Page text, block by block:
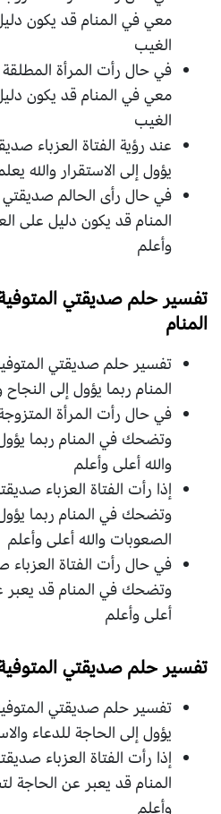
معي في المنام قد يكون
الغيب
في حال رأت المرأة
معي في المنام قد يكون
الغيب
عند رؤية الفتاة العزباء
يؤول إلى الاستقرار والله
في حال رأى الحالم
المنام قد يكون دليل على
وأعلم
تفسير حلم صديقتي
المنام
تفسير حلم صديقتي
المنام ربما يؤول إلى النجاح
في حال رأت المرأة
وتضحك في المنام ربما
والله أعلى وأعلم
إذا رأت الفتاة العزباء
وتضحك في المنام ربما
الصعوبات والله أعلى وأعلم
في حال رأت الفتاة العزباء
وتضحك في المنام قد يعبر
أعلى وأعلم
تفسير حلم صديقتي
تفسير حلم صديقتي
يؤول إلى الحاجة للدعاء
إذا رأت الفتاة العزباء
المنام قد يعبر عن الحاجة
وأعلم